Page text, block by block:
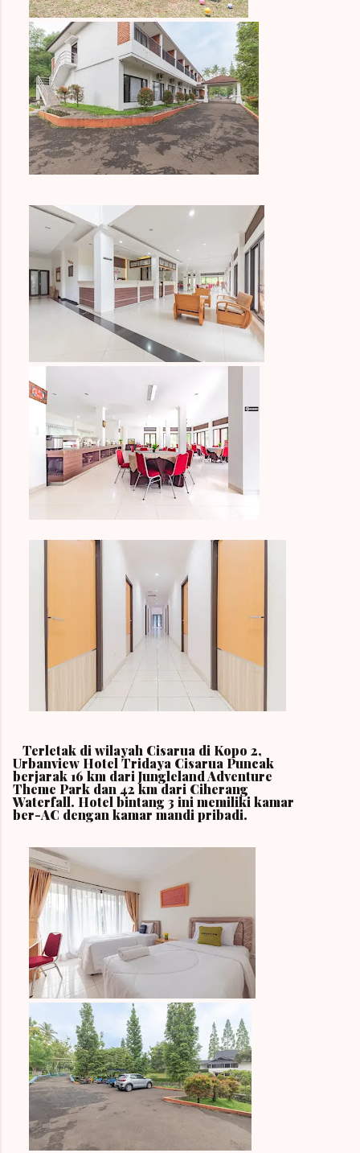
Terletak di wilayah Cisarua di Kopo 2,
Urbanview Hotel Tridaya Cisarua Puncak
berjarak 16 km dari Jungleland Adventure
Theme Park dan 42 km dari Ciherang
Waterfall. Hotel bintang 3 ini memiliki kamar
ber-AC dengan kamar mandi pribadi.